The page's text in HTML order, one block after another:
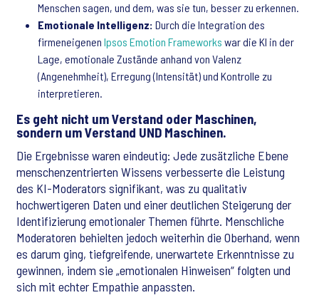
Menschen sagen, und dem, was sie tun, besser zu erkennen.
Emotionale Intelligenz: Durch die Integration des
firmeneigenen Ipsos Emotion Frameworks war die KI in der
Lage, emotionale Zustände anhand von Valenz
(Angenehmheit), Erregung (Intensität) und Kontrolle zu
interpretieren.
Es geht nicht um Verstand oder Maschinen,
sondern um Verstand UND Maschinen.
Die Ergebnisse waren eindeutig: Jede zusätzliche Ebene
menschenzentrierten Wissens verbesserte die Leistung
des KI-Moderators signifikant, was zu qualitativ
hochwertigeren Daten und einer deutlichen Steigerung der
Identifizierung emotionaler Themen führte. Menschliche
Moderatoren behielten jedoch weiterhin die Oberhand, wenn
es darum ging, tiefgreifende, unerwartete Erkenntnisse zu
gewinnen, indem sie „emotionalen Hinweisen“ folgten und
sich mit echter Empathie anpassten.